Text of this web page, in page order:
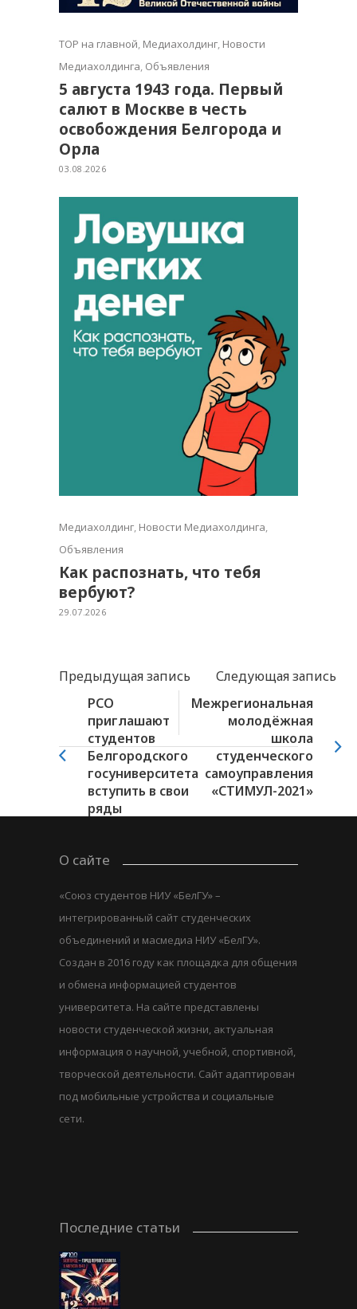
TOP на главной, Медиахолдинг, Новости
Медиахолдинга, Объявления
5 августа 1943 года. Первый
салют в Москве в честь
освобождения Белгорода и
Орла
03.08.2026
Медиахолдинг, Новости Медиахолдинга,
Объявления
Как распознать, что тебя
вербуют?
29.07.2026
Предыдущая запись
Следующая запись
РСО
приглашают
студентов
Белгородского
госуниверситета
вступить в свои
ряды
Межрегиональная
молодёжная
школа
студенческого
самоуправления
«СТИМУЛ-2021»
О сайте
«Союз студентов НИУ «БелГУ» –
интегрированный сайт студенческих
объединений и масмедиа НИУ «БелГУ».
Создан в 2016 году как площадка для общения
и обмена информацией студентов
университета. На сайте представлены
новости студенческой жизни, актуальная
информация о научной, учебной, спортивной,
творческой деятельности. Сайт адаптирован
под мобильные устройства и социальные
сети.
Последние статьи